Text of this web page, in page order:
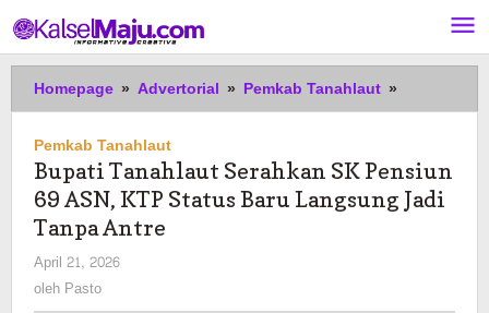
ke
konten
Homepage » Advertorial » Pemkab Tanahlaut »
Tanahlaut
SK
Pensiun
69
Pemkab Tanahlaut
Bupati Tanahlaut Serahkan SK Pensiun
69 ASN, KTP Status Baru Langsung Jadi
Tanpa Antre
April 21, 2026
oleh Pasto